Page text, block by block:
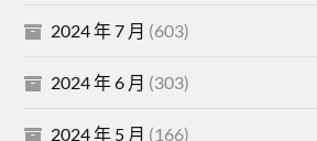
2024 年 7 月 (603)
2024 年 6 月 (303)
2024 年 5 月 (166)